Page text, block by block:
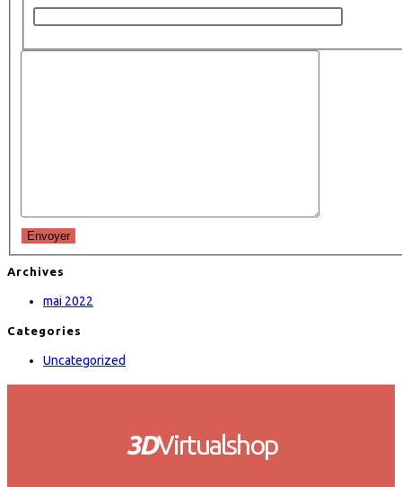
Envoyer
Archives
mai 2022
Categories
Uncategorized
3DVirtualshop